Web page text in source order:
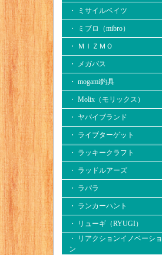
・ ミサイルベイツ
・ ミブロ（mibro）
・ ＭＩＺＭＯ
・ メガバス
・ mogami釣具
・ Molix（モリックス）
・ ヤバイブランド
・ ライブターゲット
・ ラッキークラフト
・ ラッドルアーズ
・ ラパラ
・ ランカーハント
・ リューギ（RYUGI）
・ リアクションイノベーショ
ン